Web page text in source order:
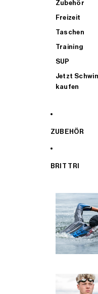
Zubehör
Freizeit
Taschen
Training
SUP
Jetzt
kaufen
ZUBEHÖR
BRIT TRI